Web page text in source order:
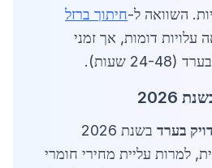
השוואה ל-חיתוך ברזל
עלויות דומות, אך זמני
שעות).
2026
בערד
בשנת 2026
למרות עליית מחירי חומרי